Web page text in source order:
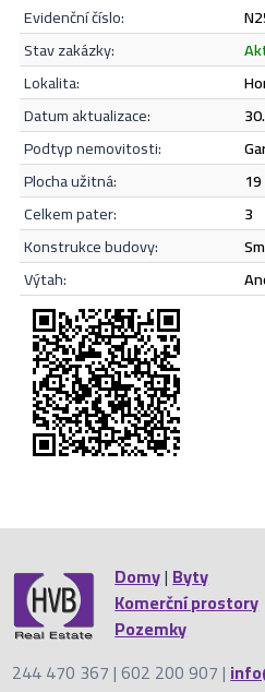
Souhlasím sezásadami
evidenční číslo:
stav zakázky:
lokalita:
datum aktualizace:
podtyp nemovitosti:
plocha užitná:
celkem pater:
3
konstrukce budovy:
výtah:
Domy|Byty
Komerční prostory
Pozemky
244 470 367 | 602 200 907 |